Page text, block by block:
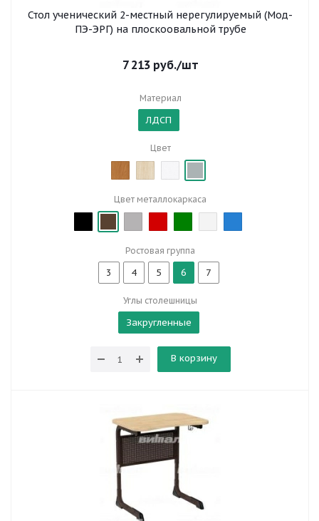
Стол ученический 2-местный нерегулируемый (Мод-
ПЭ-ЭРГ) на плоскоовальной трубе
7 213руб./шт
Материал
ЛДСП
Цвет
Цвет металлокаркаса
Ростовая группа
3 4 5 6 7
Углы столешницы
Закругленные
В корзину